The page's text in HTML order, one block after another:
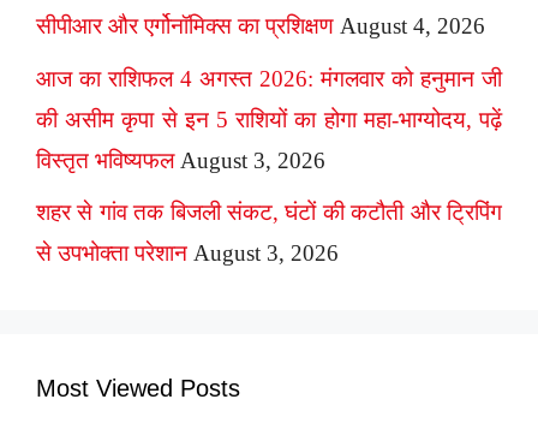
सीपीआर और एर्गोनॉमिक्स का प्रशिक्षण August 4, 2026
आज का राशिफल 4 अगस्त 2026: मंगलवार को हनुमान जी
की असीम कृपा से इन 5 राशियों का होगा महा-भाग्योदय, पढ़ें
विस्तृत भविष्यफल August 3, 2026
शहर से गांव तक बिजली संकट, घंटों की कटौती और ट्रिपिंग
से उपभोक्ता परेशान August 3, 2026
Most Viewed Posts